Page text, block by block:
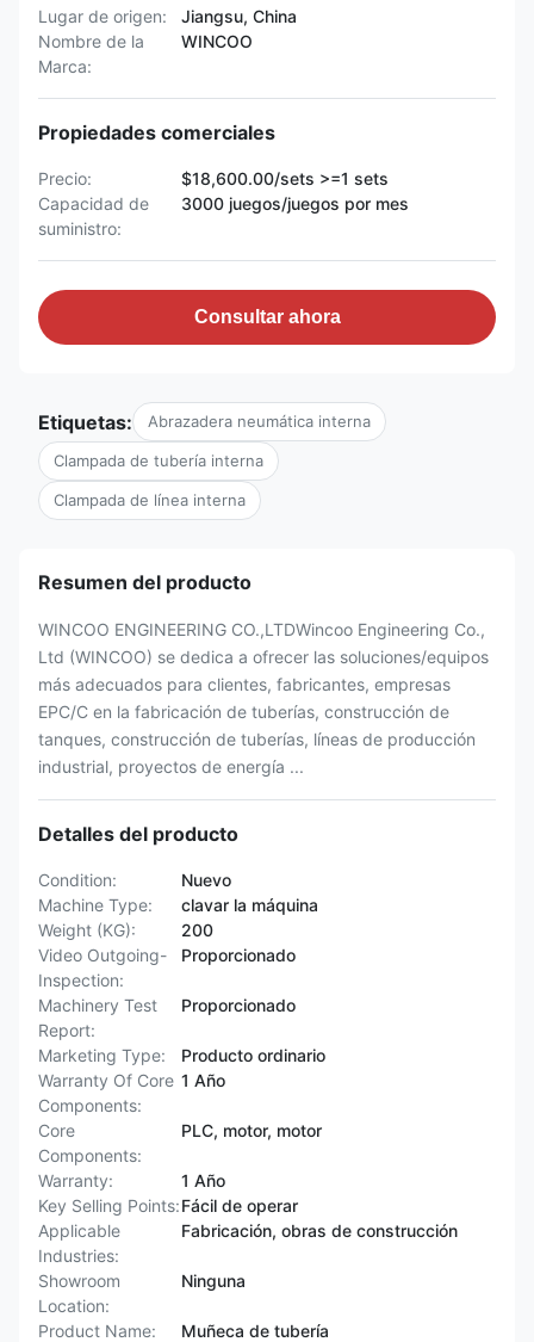
Lugar de origen:
Jiangsu, China
Nombre de la
Marca:
WINCOO
Propiedades comerciales
Precio:
$18,600.00/sets >=1 sets
Capacidad de
suministro:
3000 juegos/juegos por mes
Consultar ahora
Etiquetas: Abrazadera neumática interna
Clampada de tubería interna
Clampada de línea interna
Resumen del producto
WINCOO ENGINEERING CO.,LTDWincoo Engineering Co.,
Ltd (WINCOO) se dedica a ofrecer las soluciones/equipos
más adecuados para clientes, fabricantes, empresas
EPC/C en la fabricación de tuberías, construcción de
tanques, construcción de tuberías, líneas de producción
industrial, proyectos de energía ...
Detalles del producto
Condition:
Nuevo
Machine Type:
clavar la máquina
Weight (KG):
200
Video Outgoing-
Inspection:
Proporcionado
Machinery Test
Report:
Proporcionado
Marketing Type:
Producto ordinario
Warranty Of Core
Components:
1 Año
Core
Components:
PLC, motor, motor
Warranty:
1 Año
Key Selling Points:Fácil de operar
Applicable
Industries:
Fabricación, obras de construcción
Showroom
Location:
Ninguna
Product Name:
Muñeca de tubería